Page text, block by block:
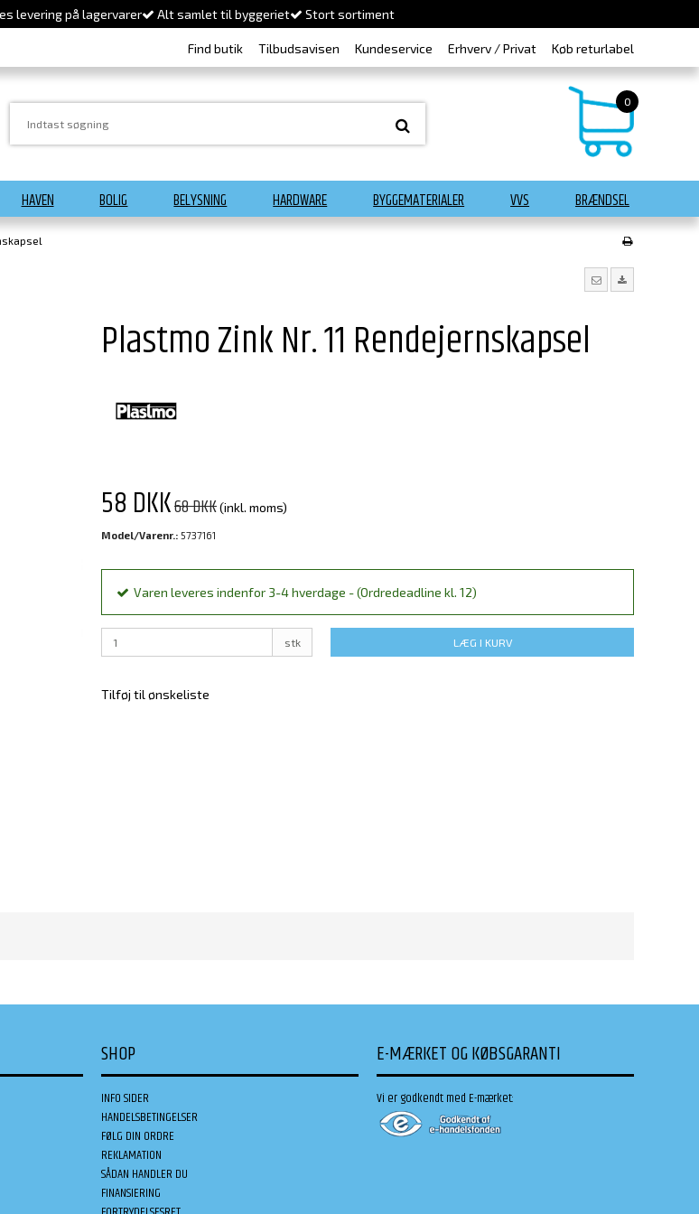
levering på lagervarer Alt samlet til byggeriet Stort sortiment
Find butik Tilbudsavisen Kundeservice Erhverv / Privat Køb returlabel
0
HAVEN BOLIG BELYSNING HARDWARE BYGGEMATERIALER VVS BRÆNDSEL
Plastmo Zink Nr. 11 Rendejernskapsel
58 DKK68 DKK(inkl. moms)
Model/Varenr.: 5737161
Varen leveres indenfor 3-4 hverdage - (Ordredeadline kl. 12)
stk LÆG I KURV
Tilføj til ønskeliste
SHOP
INFO SIDER
HANDELSBETINGELSER
FØLG DIN ORDRE
REKLAMATION
SÅDAN HANDLER DU
FINANSIERING
E-MÆRKET OG KØBSGARANTI
Vi er godkendt med E-mærket: